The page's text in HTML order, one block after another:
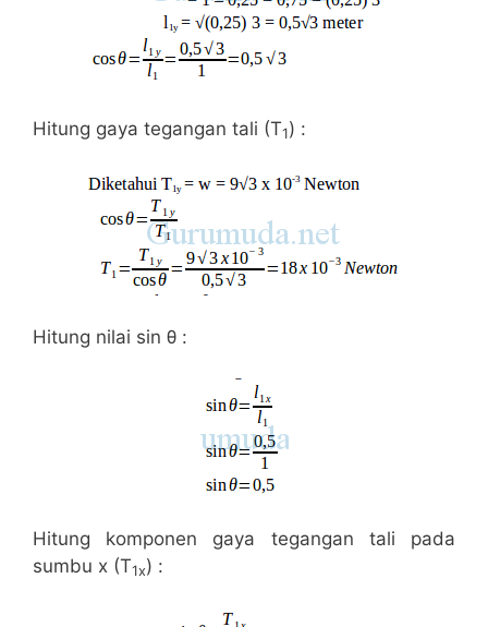
Hitung gaya tegangan tali (T1) :
Hitung nilai sin θ :
Hitung komponen gaya tegangan tali pada
sumbu x (T1x) :